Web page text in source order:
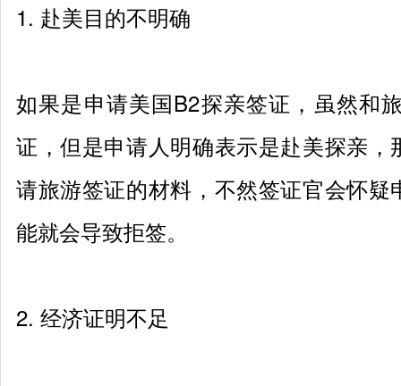
1. 赴美目的不明确
如果是申请美国B2探亲签证，虽然和
证，但是申请人明确表示是赴美探亲
请旅游签证的材料，不然签证官会怀
能就会导致拒签。
2. 经济证明不足